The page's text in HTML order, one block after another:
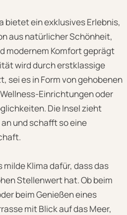
bietet ein exklusives Erlebnis,
aus natürlicher Schönheit,
modernem Komfort geprägt
wird durch erstklassige
sei es in Form von gehobenen
Einrichtungen oder
Die Insel zieht
und schafft so eine
Klima dafür, dass das
Stellenwert hat. Ob beim
beim Genießen eines
mit Blick auf das Meer,